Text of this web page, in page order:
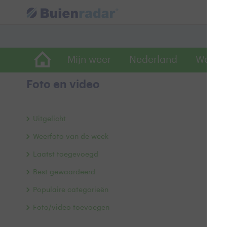
Mijn weer Nederland
Foto en video
Uitgelicht
Weerfoto van de week
Laatst toegevoegd
Best gewaardeerd
Populaire categorieën
Foto/video toevoegen